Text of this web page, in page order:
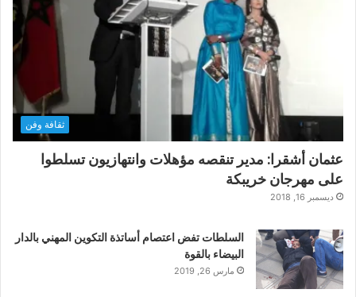
ثقافة وفن
عثمان أشقرا: مدير تنقصه مؤهلات وانتهازيون تسلطوا
على مهرجان خريبكة
ديسمبر 16, 2018
السلطات تفض اعتصام أساتذة التكوين المهني بالدار
البيضاء بالقوة
مارس 26, 2019